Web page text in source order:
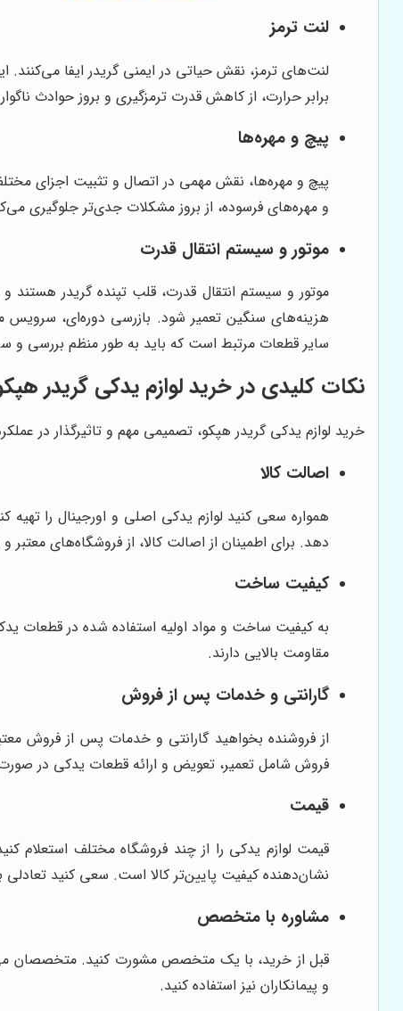
لنت ترمز
لنت‌های ترمز، نقش حیاتی در ایمنی گریدر ایفا
برابر حرارت، از کاهش قدرت ترمزگیری و بروز حوادث
پیچ و مهره‌ها
پیچ و مهره‌ها، نقش مهمی در اتصال و تثبیت اجزای
و مهره‌های فرسوده، از بروز مشکلات جدی‌تر جلوگیری
موتور و سیستم انتقال قدرت
موتور و سیستم انتقال قدرت، قلب تپنده گریدر هستند
هزینه‌های سنگین تعمیر شود. بازرسی دوره‌ای، سرویس
سایر قطعات مرتبط است که باید به طور منظم بررسی و
نکات کلیدی در خرید لوازم یدکی گریدر
خرید لوازم یدکی گریدر هپکو، تصمیمی مهم و تاثیرگذار در
اصالت کالا
همواره سعی کنید لوازم یدکی اصلی و اورجینال را تهیه
دهد. برای اطمینان از اصالت کالا، از فروشگاه‌های
کیفیت ساخت
به کیفیت ساخت و مواد اولیه استفاده شده در قطعات
مقاومت بالایی دارند.
گارانتی و خدمات پس از فروش
از فروشنده بخواهید گارانتی و خدمات پس از فروش
فروش شامل تعمیر، تعویض و ارائه قطعات یدکی در
قیمت
قیمت لوازم یدکی را از چند فروشگاه مختلف استعلام
نشان‌دهنده کیفیت پایین‌تر کالا است. سعی کنید تعادلی
مشاوره با متخصص
قبل از خرید، با یک متخصص مشورت کنید. متخصصان
و پیمانکاران نیز استفاده کنید.